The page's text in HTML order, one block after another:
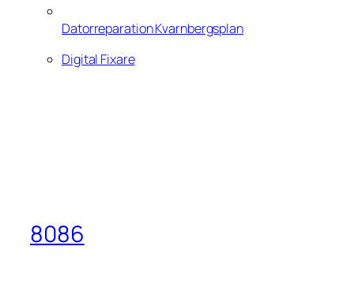
Datorreparation Kvarnbergsplan
Digital Fixare
8086